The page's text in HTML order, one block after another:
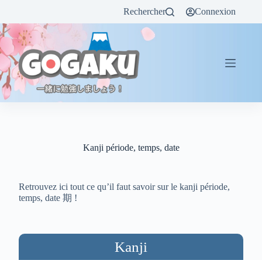
Rechercher Connexion
Kanji période, temps, date
Retrouvez ici tout ce qu’il faut savoir sur le kanji période,
temps, date 期 !
Kanji